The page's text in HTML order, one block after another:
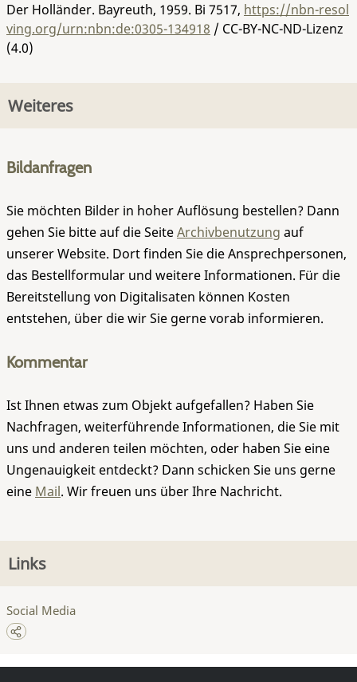
Der Holländer. Bayreuth, 1959. Bi 7517, https://nbn-resol
ving.org/urn:nbn:de:0305-134918 / CC-BY-NC-ND-Lizenz
(4.0)
Weiteres
Bildanfragen
Sie möchten Bilder in hoher Auflösung bestellen? Dann
gehen Sie bitte auf die SeiteArchivbenutzung auf
unserer Website. Dort finden Sie die Ansprechpersonen,
das Bestellformular und weitere Informationen. Für die
Bereitstellung von Digitalisaten können Kosten
entstehen, über die wir Sie gerne vorab informieren.
Kommentar
Ist Ihnen etwas zum Objekt aufgefallen? Haben Sie
Nachfragen, weiterführende Informationen, die Sie mit
uns und anderen teilen möchten, oder haben Sie eine
Ungenauigkeit entdeckt? Dann schicken Sie uns gerne
eine Mail. Wir freuen uns über Ihre Nachricht.
Links
Social Media